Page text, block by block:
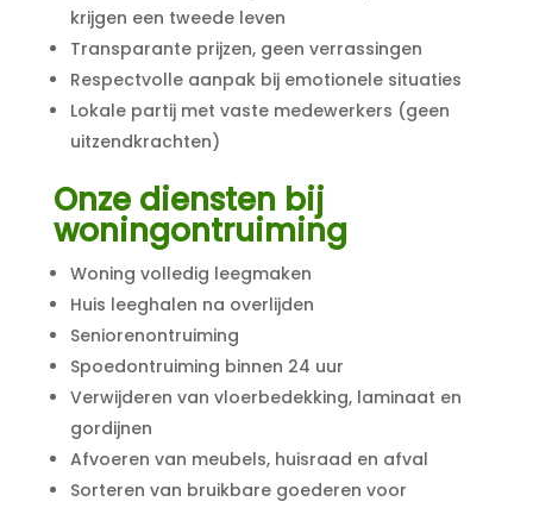
krijgen een tweede leven
Transparante prijzen, geen verrassingen
Respectvolle aanpak bij emotionele situaties
Lokale partij met vaste medewerkers (geen
uitzendkrachten)
Onze diensten bij
woningontruiming
Woning volledig leegmaken
Huis leeghalen na overlijden
Seniorenontruiming
Spoedontruiming binnen 24 uur
Verwijderen van vloerbedekking, laminaat en
gordijnen
Afvoeren van meubels, huisraad en afval
Sorteren van bruikbare goederen voor